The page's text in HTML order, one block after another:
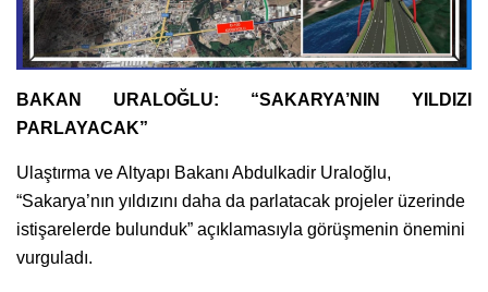
BAKAN URALOĞLU: “SAKARYA’NIN YILDIZI
PARLAYACAK”
Ulaştırma ve Altyapı Bakanı Abdulkadir Uraloğlu,
“Sakarya’nın yıldızını daha da parlatacak projeler üzerinde
istişarelerde bulunduk” açıklamasıyla görüşmenin önemini
vurguladı.